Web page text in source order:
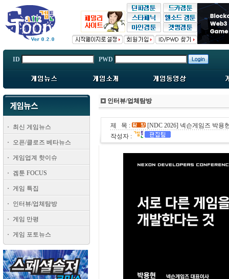
ID PWD
최신 게임뉴스
오픈/클로즈 베타뉴스
게임업계 핫이슈
겜툰 FOCUS
게임 특집
인터뷰/업체탐방
게임 만평
게임 포토뉴스
인터뷰/업체탐방
제 목 :
[NDC 2026] 넥슨게임즈 박용
작성자 :